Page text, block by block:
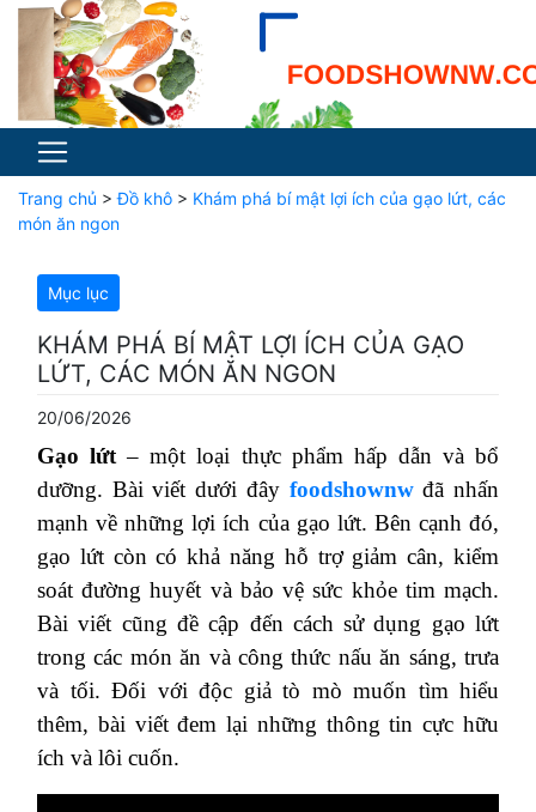
Trang chủ >Đồ khô > Khám phá bí mật lợi ích của gạo lứt, các
món ăn ngon
Mục lục
KHÁM PHÁ BÍ MẬT LỢI ÍCH CỦA GẠO
LỨT, CÁC MÓN ĂN NGON
20/06/2026
Gạo lứt – một loại thực phẩm hấp dẫn và bổ
dưỡng. Bài viết dưới đâyfoodshownwđã nhấn
mạnh về những lợi ích của gạo lứt. Bên cạnh đó,
gạo lứt còn có khả năng hỗ trợ giảm cân, kiểm
soát đường huyết và bảo vệ sức khỏe tim mạch.
Bài viết cũng đề cập đến cách sử dụng gạo lứt
trong các món ăn và công thức nấu ăn sáng, trưa
và tối. Đối với độc giả tò mò muốn tìm hiểu
thêm, bài viết đem lại những thông tin cực hữu
ích và lôi cuốn.